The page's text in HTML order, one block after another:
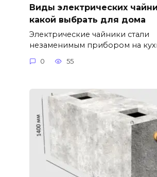
Виды электрических
какой выбрать для дома
Электрические чайники стали
незаменимым прибором на
0 55